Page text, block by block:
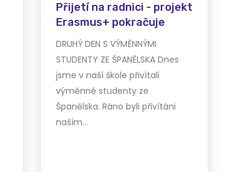
Přijetí na radnici - projekt
Erasmus+ pokračuje
DRUHÝ DEN S VÝMĚNNÝMI
STUDENTY ZE ŠPANĚLSKA Dnes
jsme v naší škole přivítali
výměnné studenty ze
Španělska. Ráno byli přivítáni
naším…